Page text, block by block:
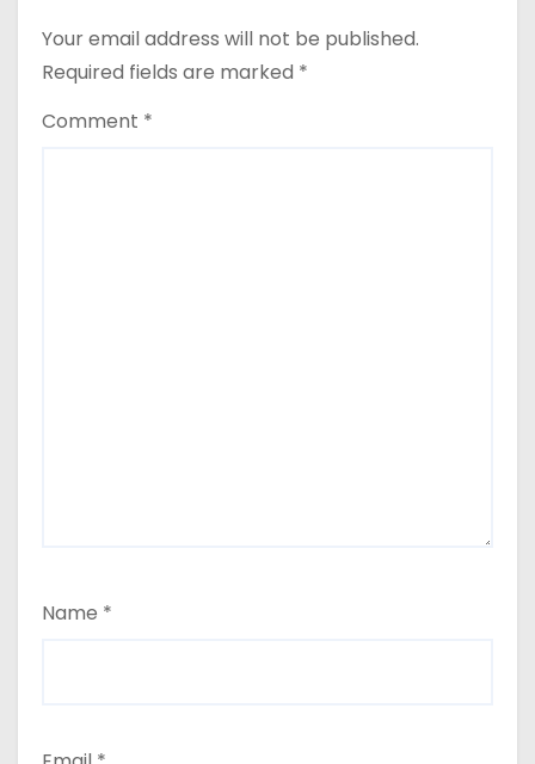
Your email address will not be published.
Required fields are marked *
Comment *
Name *